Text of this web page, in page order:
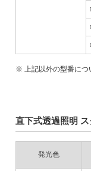
※ 上記以外の型番につ
直下式透過照明 ス
発光色